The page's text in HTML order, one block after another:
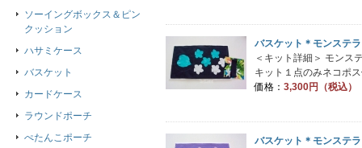
バスケット＊モンステ
＜キット詳細＞ モンス
キット１点のみネコポ
価格： 3,300円（税込）
バスケット＊モンステ
ソーイングボックス＆ピン
クッション
ハサミケース
バスケット
カードケース
ラウンドポーチ
ぺたんこポーチ